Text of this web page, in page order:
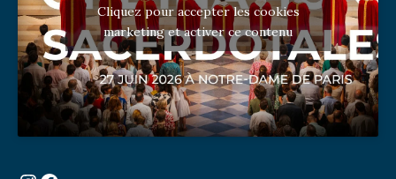
Cliquez pour accepter les cookies
marketing et activer ce contenu